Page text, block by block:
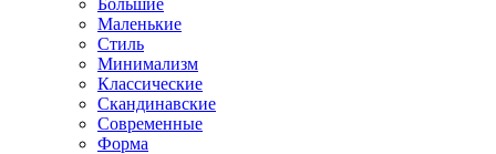
Большие
Маленькие
Стиль
Минимализм
Классические
Скандинавские
Современные
Форма